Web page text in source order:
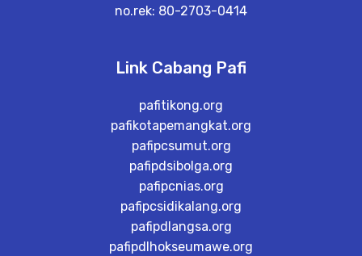
no.rek: 80-2703-0414
Link Cabang Pafi
pafitikong.org
pafikotapemangkat.org
pafipcsumut.org
pafipdsibolga.org
pafipcnias.org
pafipcsidikalang.org
pafipdlangsa.org
pafipdlhokseumawe.org